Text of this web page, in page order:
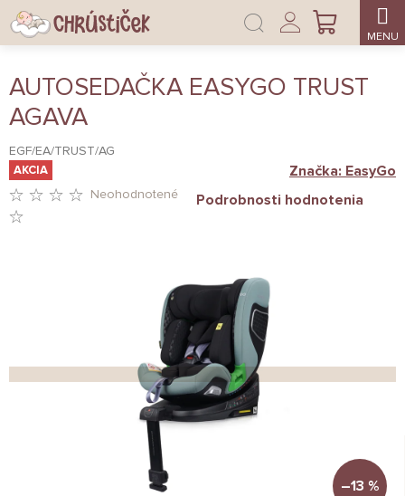
Prejsť
na
obsah
NÁKUPNÝ
Prihlásenie
AUTOSEDAČKA EASYGO TRUST
AGAVA
EGF/EA/TRUST/AG
AKCIA
HVIEZDIČIEK.
Neohodnotené Podrobnosti hodnotenia
Značka: EasyGo
–13 %